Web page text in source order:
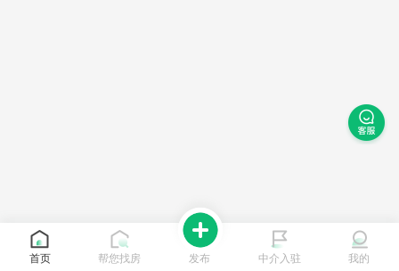
首页 帮您找房 发布 中介入驻 我的